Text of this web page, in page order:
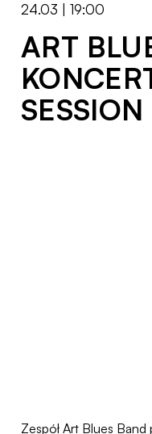
24.03 | 19:00
ART
SESSION
Zespół Art Blues